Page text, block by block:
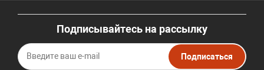
Подписывайтесь на рассылку
Подписаться